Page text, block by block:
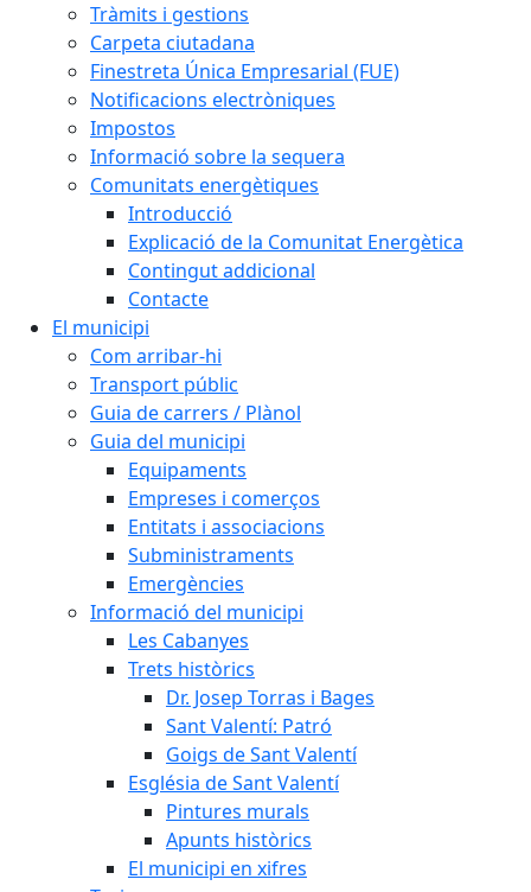
Tràmits i gestions
Carpeta ciutadana
Finestreta Única Empresarial (FUE)
Notificacions electròniques
Impostos
Informació sobre la sequera
Comunitats energètiques
Introducció
Explicació de la Comunitat Energètica
Contingut addicional
Contacte
El municipi
Com arribar-hi
Transport públic
Guia de carrers / Plànol
Guia del municipi
Equipaments
Empreses i comerços
Entitats i associacions
Subministraments
Emergències
Informació del municipi
Les Cabanyes
Trets històrics
Dr. Josep Torras i Bages
Sant Valentí: Patró
Goigs de Sant Valentí
Església de Sant Valentí
Pintures murals
Apunts històrics
El municipi en xifres